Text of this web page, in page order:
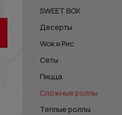
SWEET BOX
Десерты
Wok и Рис
Сеты
Пицца
Сложные роллы
Теплые роллы